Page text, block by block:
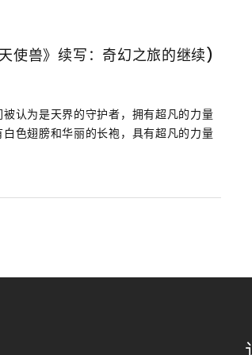
使兽》续写：奇幻之旅的继续)
认为是天界的守护者，拥有超凡的力量
色翅膀和华丽的长袍，具有超凡的力量